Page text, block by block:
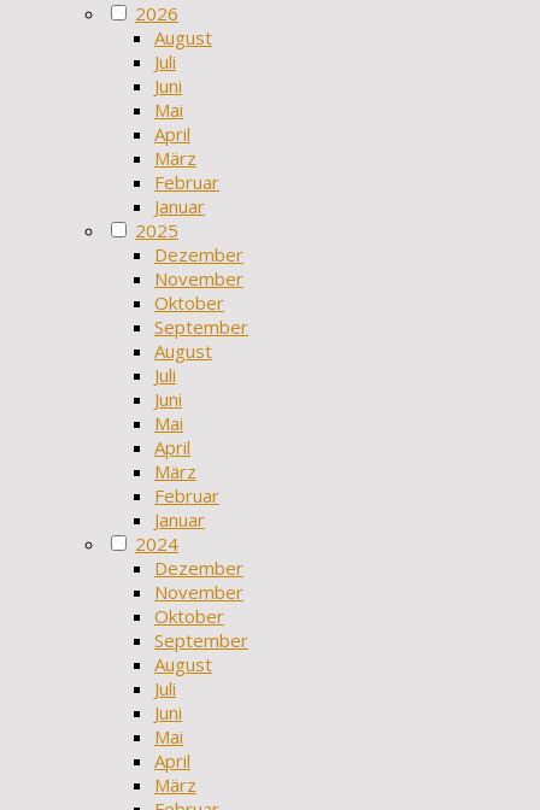
2026
August
Juli
Juni
Mai
April
März
Februar
Januar
2025
Dezember
November
Oktober
September
August
Juli
Juni
Mai
April
März
Februar
Januar
2024
Dezember
November
Oktober
September
August
Juli
Juni
Mai
April
März